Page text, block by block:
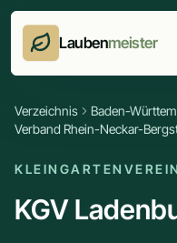
Laubenmeister
Verzeichnis
Baden-
Verband Rhein-Neckar-
KLEINGARTENVEREIN
KGV